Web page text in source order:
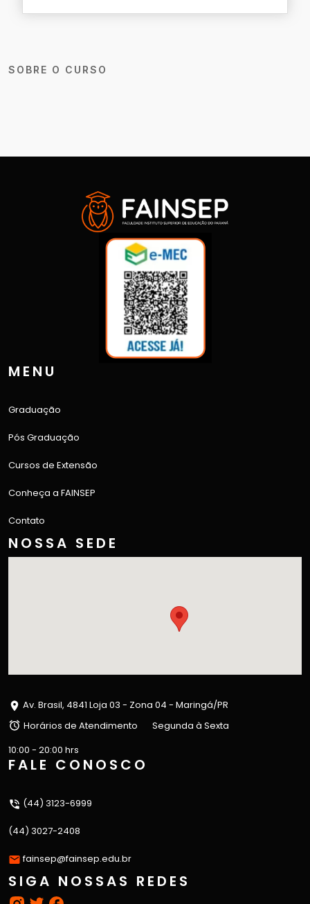
SOBRE O CURSO
MENU
Graduação
Pós Graduação
Cursos de Extensão
Conheça a FAINSEP
Contato
NOSSA SEDE
Av. Brasil, 4841 Loja 03 - Zona 04 - Maringá/PR
Horários de Atendimento
Segunda à Sexta
10:00 - 20:00 hrs
FALE CONOSCO
(44) 3123-6999
(44) 3027-2408
fainsep@fainsep.edu.br
SIGA NOSSAS REDES